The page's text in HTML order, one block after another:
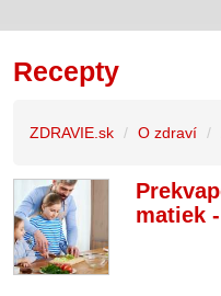
Recepty
ZDRAVIE.sk O zdraví
matiek